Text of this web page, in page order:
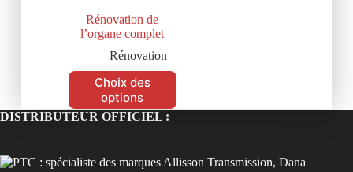
Rénovation de
l’organe complet
Rénovation
Choix des
options
DISTRIBUTEUR OFFICIEL :